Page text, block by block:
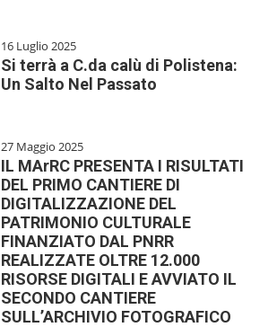
16 Luglio 2025
Si terrà a C.da calù di Polistena:
Un Salto Nel Passato
27 Maggio 2025
IL MArRC PRESENTA I RISULTATI
DEL PRIMO CANTIERE DI
DIGITALIZZAZIONE DEL
PATRIMONIO CULTURALE
FINANZIATO DAL PNRR
REALIZZATE OLTRE 12.000
RISORSE DIGITALI E AVVIATO IL
SECONDO CANTIERE
SULL’ARCHIVIO FOTOGRAFICO